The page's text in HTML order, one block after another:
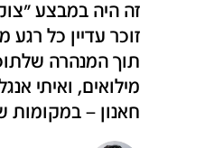
זה היה במבצע
זוכר עדיין כל
תוך המנהרה
מילואים, ואיתי
חאנון –